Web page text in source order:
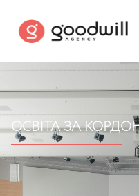
ОСВІТА ЗА